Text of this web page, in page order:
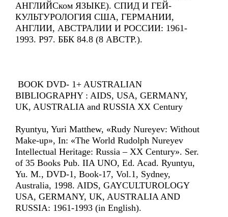
АНГЛИЙСком ЯЗЫКЕ). СПИД И ГЕЙ-
КУЛЬТУРОЛОГИЯ США, ГЕРМАНИИ,
АНГЛИИ, АВСТРАЛИИ И РОССИИ: 1961-
1993. Р97. ББК 84.8 (8 АВСТР.).
BOOK DVD- 1+ AUSTRALIAN
BIBLIOGRAPHY : AIDS, USA, GERMANY,
UK, AUSTRALIA and RUSSIA XX Century
Ryuntyu, Yuri Matthew, «Rudy Nureyev: Without
Make-up», In: «The World Rudolph Nureyev
Intellectual Heritage: Russia – XX Century». Ser.
of 35 Books Pub. IIA UNO, Ed. Acad. Ryuntyu,
Yu. M., DVD-1, Book-17, Vol.1, Sydney,
Australia, 1998. AIDS, GAYCULTUROLOGY
USA, GERMANY, UK, AUSTRALIA AND
RUSSIA: 1961-1993 (in English).